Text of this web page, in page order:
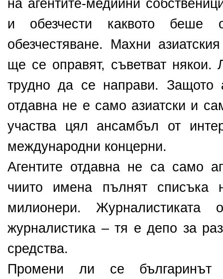
на агентите-медийни
и обезчести каквото беше
обезчестяване. Махни
ще се оправят, съветват
трудно да се направи. Защото
отдавна не е само азиатски и
участва цял ансамбъл от
международни концерни.
Агентите отдавна не са само
чиито имена пълнят списъка
милионери.
журналистика – тя е депо за
средства.
Промени ли се българинът